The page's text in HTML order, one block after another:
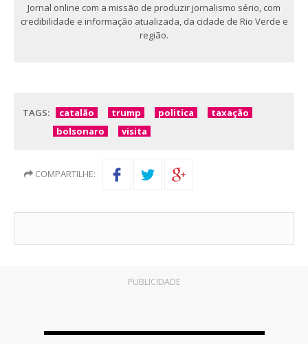
Jornal online com a missão de produzir jornalismo sério, com
credibilidade e informação atualizada, da cidade de Rio Verde e
região.
TAGS: catalão trump politica
taxação
bolsonaro
visita
COMPARTILHE:
PUBLICIDADE